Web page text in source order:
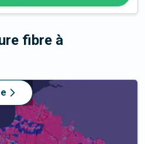
fibre à